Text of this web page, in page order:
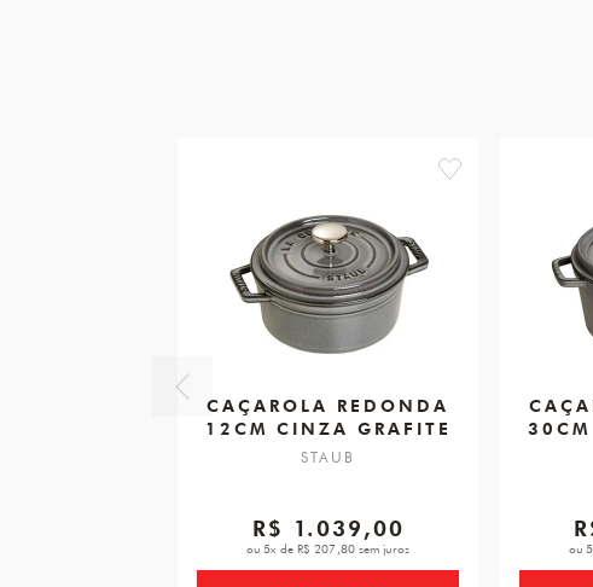
favorite
CAÇAROLA REDONDA
12CM CINZA GRAFITE
STAUB
R$ 1.039,00
ou 5x de R$ 207,80 sem juros ou